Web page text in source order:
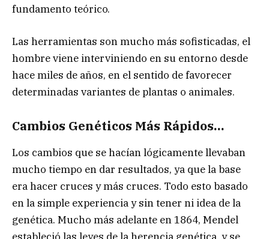
fundamento teórico.
Las herramientas son mucho más sofisticadas, el
hombre viene interviniendo en su entorno desde
hace miles de años, en el sentido de favorecer
determinadas variantes de plantas o animales.
Cambios Genéticos Más Rápidos…
Los cambios que se hacían lógicamente llevaban
mucho tiempo en dar resultados, ya que la base
era hacer cruces y más cruces. Todo esto basado
en la simple experiencia y sin tener ni idea de la
genética. Mucho más adelante en 1864, Mendel